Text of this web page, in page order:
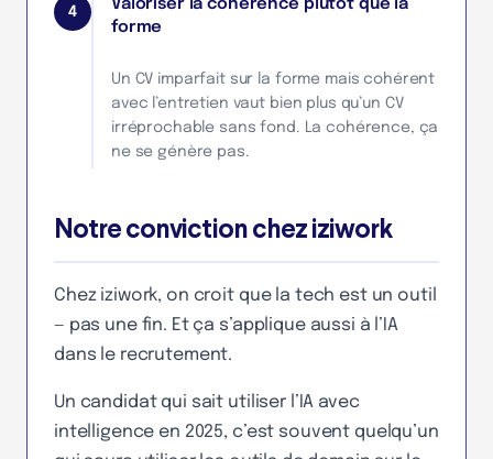
4
Valoriser la cohérence plutôt que la
forme
Un CV imparfait sur la forme mais cohérent
avec l’entretien vaut bien plus qu’un CV
irréprochable sans fond. La cohérence, ça
ne se génère pas.
Notre conviction chez iziwork
Chez iziwork, on croit que la tech est un outil
— pas une fin. Et ça s’applique aussi à l’IA
dans le recrutement.
Un candidat qui sait utiliser l’IA avec
intelligence en 2025, c’est souvent quelqu’un